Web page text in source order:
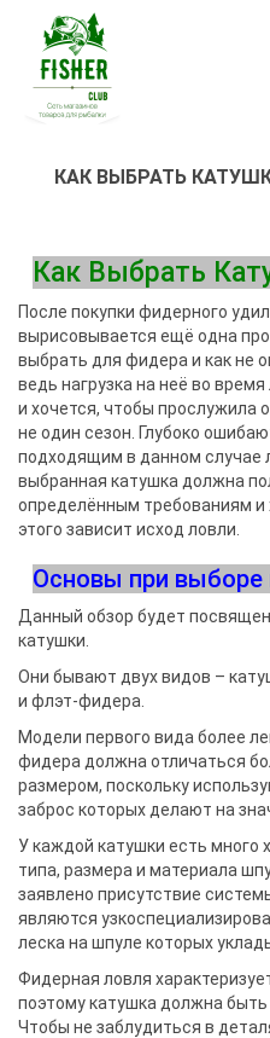
КАК ВЫБРАТЬ
Как Выбрать
После покупки фидерного
вырисовывается ещё одна
выбрать для фидера и как не
ведь нагрузка на неё во
и хочется, чтобы прослужила
не один сезон. Глубоко
подходящим в данном случае
выбранная катушка должна
определённым требованиям и
этого зависит исход ловли.
Основы при
Данный обзор будет
катушки.
Они бывают двух видов –
и флэт-фидера.
Модели первого вида более
фидера должна отличаться
размером, поскольку
заброс которых делают на
У каждой катушки есть много
типа, размера и материала
заявлено присутствие
являются
леска на шпуле которых
Фидерная ловля
поэтому катушка должна
Чтобы не заблудиться в